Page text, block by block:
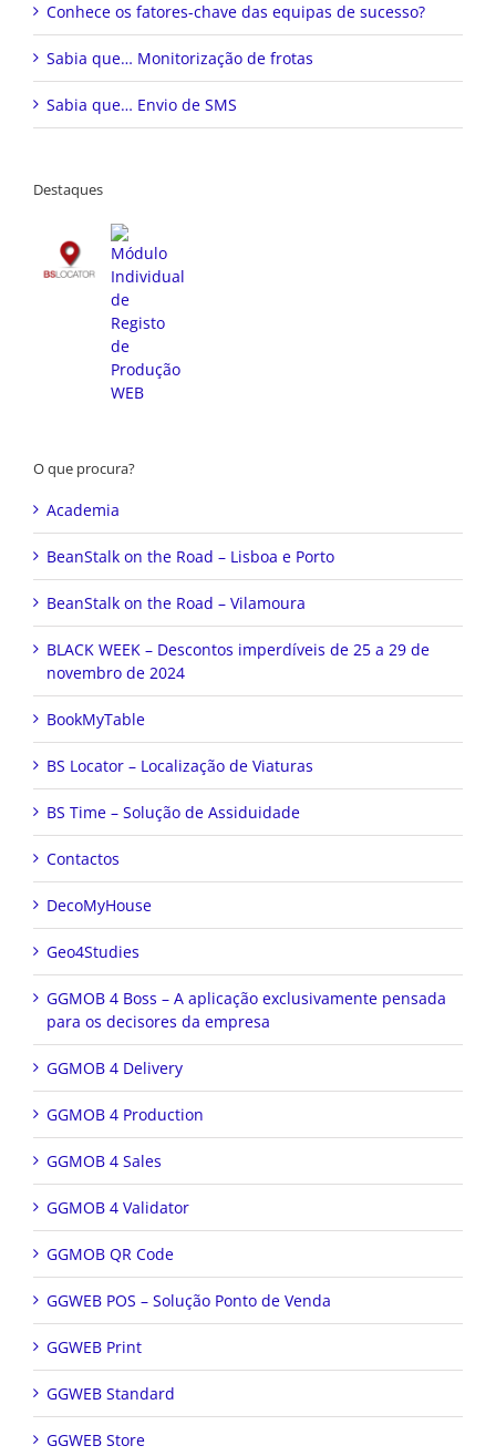
Conhece os fatores-chave das equipas de sucesso?
Sabia que… Monitorização de frotas
Sabia que… Envio de SMS
Destaques
O que procura?
Academia
BeanStalk on the Road – Lisboa e Porto
BeanStalk on the Road – Vilamoura
BLACK WEEK – Descontos imperdíveis de 25 a 29 de
novembro de 2024
BookMyTable
BS Locator – Localização de Viaturas
BS Time – Solução de Assiduidade
Contactos
DecoMyHouse
Geo4Studies
GGMOB 4 Boss – A aplicação exclusivamente pensada
para os decisores da empresa
GGMOB 4 Delivery
GGMOB 4 Production
GGMOB 4 Sales
GGMOB 4 Validator
GGMOB QR Code
GGWEB POS – Solução Ponto de Venda
GGWEB Print
GGWEB Standard
GGWEB Store